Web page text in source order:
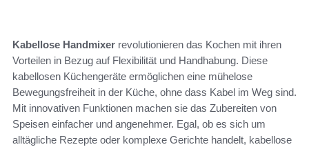
Kabellose Handmixer revolutionieren das Kochen mit ihren
Vorteilen in Bezug auf Flexibilität und Handhabung. Diese
kabellosen Küchengeräte ermöglichen eine mühelose
Bewegungsfreiheit in der Küche, ohne dass Kabel im Weg sind.
Mit innovativen Funktionen machen sie das Zubereiten von
Speisen einfacher und angenehmer. Egal, ob es sich um
alltägliche Rezepte oder komplexe Gerichte handelt, kabellose